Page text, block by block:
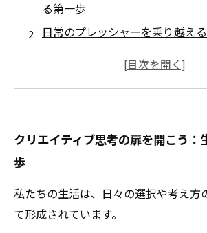
る第一歩
日常のプレッシャーを乗り越え
新たな視点を得るためのアートな
クリエイティブな旅の終わりに
クリエイティブ思考の扉を開こう：
歩
私たちの生活は、日々の選択や考え方
て形成されています。